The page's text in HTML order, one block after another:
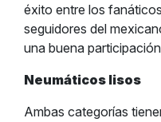
éxito entre los
seguidores del
una buena
Neumáticos lisos
Ambas categorías